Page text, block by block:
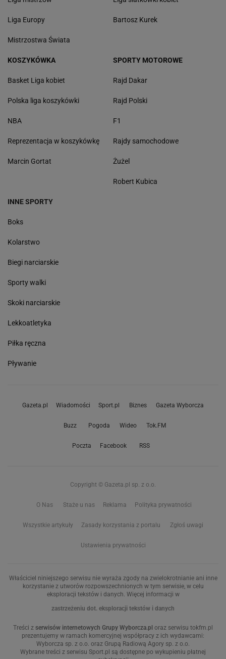
Liga Europy
Mistrzostwa Świata
Bartosz Kurek
KOSZYKÓWKA
Basket Liga kobiet
Polska liga koszykówki
NBA
Reprezentacja w koszykówkę
Marcin Gortat
SPORTY MOTOROWE
Rajd Dakar
Rajd Polski
F1
Rajdy samochodowe
Żużel
Robert Kubica
INNE SPORTY
Boks
Kolarstwo
Biegi narciarskie
Sporty walki
Skoki narciarskie
Lekkoatletyka
Piłka ręczna
Pływanie
Gazeta.pl Wiadomości Sport.pl Biznes Gazeta Wyborcza
Buzz Pogoda Wideo Tok.FM
Poczta Facebook RSS
Copyright © Gazeta.pl sp. z o.o.
O Nas Staże u nas Reklama Polityka prywatności
Wszystkie artykuły Zasady korzystania z portalu Zgłoś uwagi
Ustawienia prywatności
Właściciel niniejszego serwisu nie wyraża zgody na zwielokrotnianie ani inne
korzystanie z utworów rozpowszechnionych w tym serwisie, w celu
eksploracji tekstów i danych. Więcej informacji w
zastrzeżeniu dot. eksploracji tekstów i danych
Treści z serwisów internetowych Grupy Wyborcza.pl oraz serwisu tokfm.pl
prezentujemy w ramach komercyjnej współpracy z ich wydawcami:
Wyborcza sp. z o.o. oraz Grupą Radiową Agory sp. z o.o.
Wybrane treści z serwisu Sport.pl są dostępne po wykupieniu płatnej